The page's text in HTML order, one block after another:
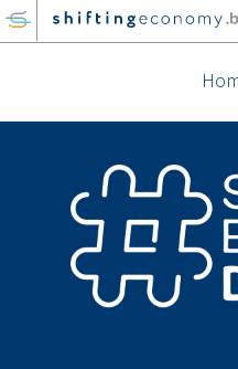
GO
TO